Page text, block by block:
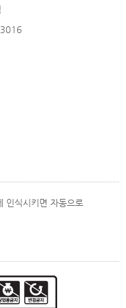
인식시키면 자동으로